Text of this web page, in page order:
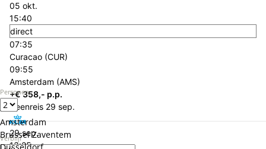
Personen
Verblijf
Amsterdam
Brussel Zaventem
05 okt.
15:40
direct
07:35
Curacao (CUR)
09:55
Amsterdam (AMS)
+€ 358,- p.p.
Heenreis 29 sep.
29 sep.
13:25